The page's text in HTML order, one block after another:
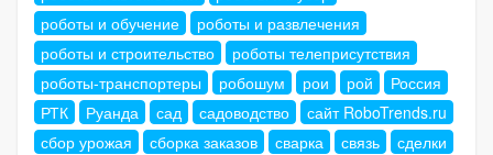
роботы и обучение
роботы и развлечения
роботы и строительство
роботы телеприсутствия
роботы-транспортеры
робошум рои рой
Россия
РТК
Руанда сад садоводство
сайт RoboTrends.ru
сбор урожая
сборка заказов сварка связь
сделки